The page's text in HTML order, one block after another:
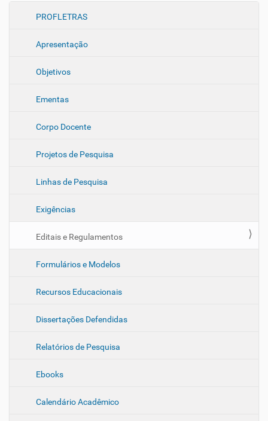
PROFLETRAS
Apresentação
Objetivos
Ementas
Corpo Docente
Projetos de Pesquisa
Linhas de Pesquisa
Exigências
Editais e Regulamentos
Formulários e Modelos
Recursos Educacionais
Dissertações Defendidas
Relatórios de Pesquisa
Ebooks
Calendário Acadêmico